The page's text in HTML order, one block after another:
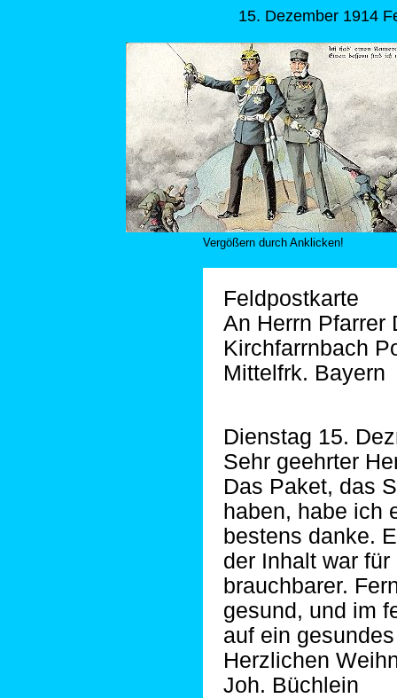
15. Dezember 1914
Vergößern durch Anklicken!
Feldpostkarte
An Herrn Pfarrer
Kirchfarrnbach
Mittelfrk. Bayern
Dienstag 15.
Sehr geehrter
Das Paket, das
haben, habe ich
bestens danke.
der Inhalt war
brauchbarer.
gesund, und im
auf ein
Herzlichen
Joh. Büchlein